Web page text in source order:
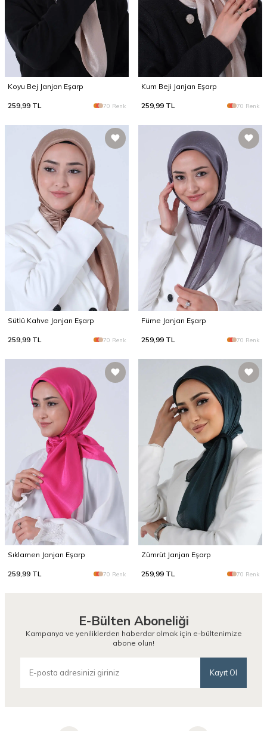
Koyu Bej Janjan Eşarp
259,99 TL 70 Renk
Kum Beji Janjan Eşarp
259,99 TL 70 Renk
Sütlü Kahve Janjan Eşarp
259,99 TL 70 Renk
Füme Janjan Eşarp
259,99 TL 70 Renk
Sıklamen Janjan Eşarp
259,99 TL 70 Renk
Zümrüt Janjan Eşarp
259,99 TL 70 Renk
E-Bülten Aboneliği
Kampanya ve yeniliklerden haberdar olmak için e-bültenimize
abone olun!
Kayıt Ol